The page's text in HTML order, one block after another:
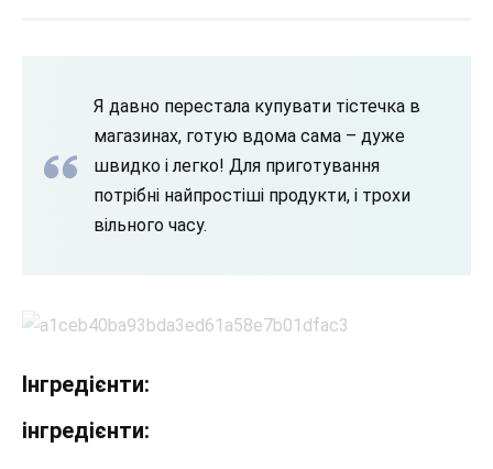
Я давно перестала купувати тістечка в
магазинах, готую вдома сама – дуже
швидко і легко! Для приготування
потрібні найпростіші продукти, і трохи
вільного часу.
Інгредієнти:
інгредієнти: